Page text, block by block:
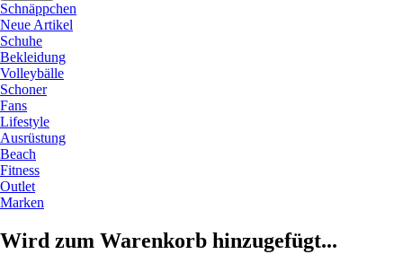
Schnäppchen
Neue Artikel
Schuhe
Bekleidung
Volleybälle
Schoner
Fans
Lifestyle
Ausrüstung
Beach
Fitness
Outlet
Marken
Wird zum Warenkorb hinzugefügt...